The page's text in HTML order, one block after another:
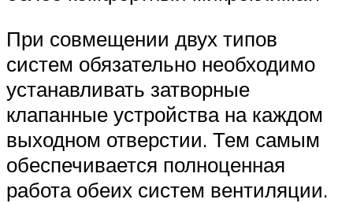
При совмещении двух типов
систем обязательно необходимо
устанавливать затворные
клапанные устройства на каждом
выходном отверстии. Тем самым
обеспечивается полноценная
работа обеих систем вентиляции.